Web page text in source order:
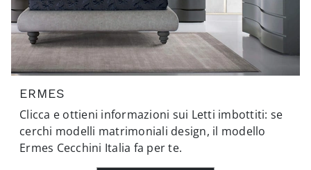
ERMES
Clicca e ottieni informazioni sui Letti imbottiti: se
cerchi modelli matrimoniali design, il modello
Ermes Cecchini Italia fa per te.